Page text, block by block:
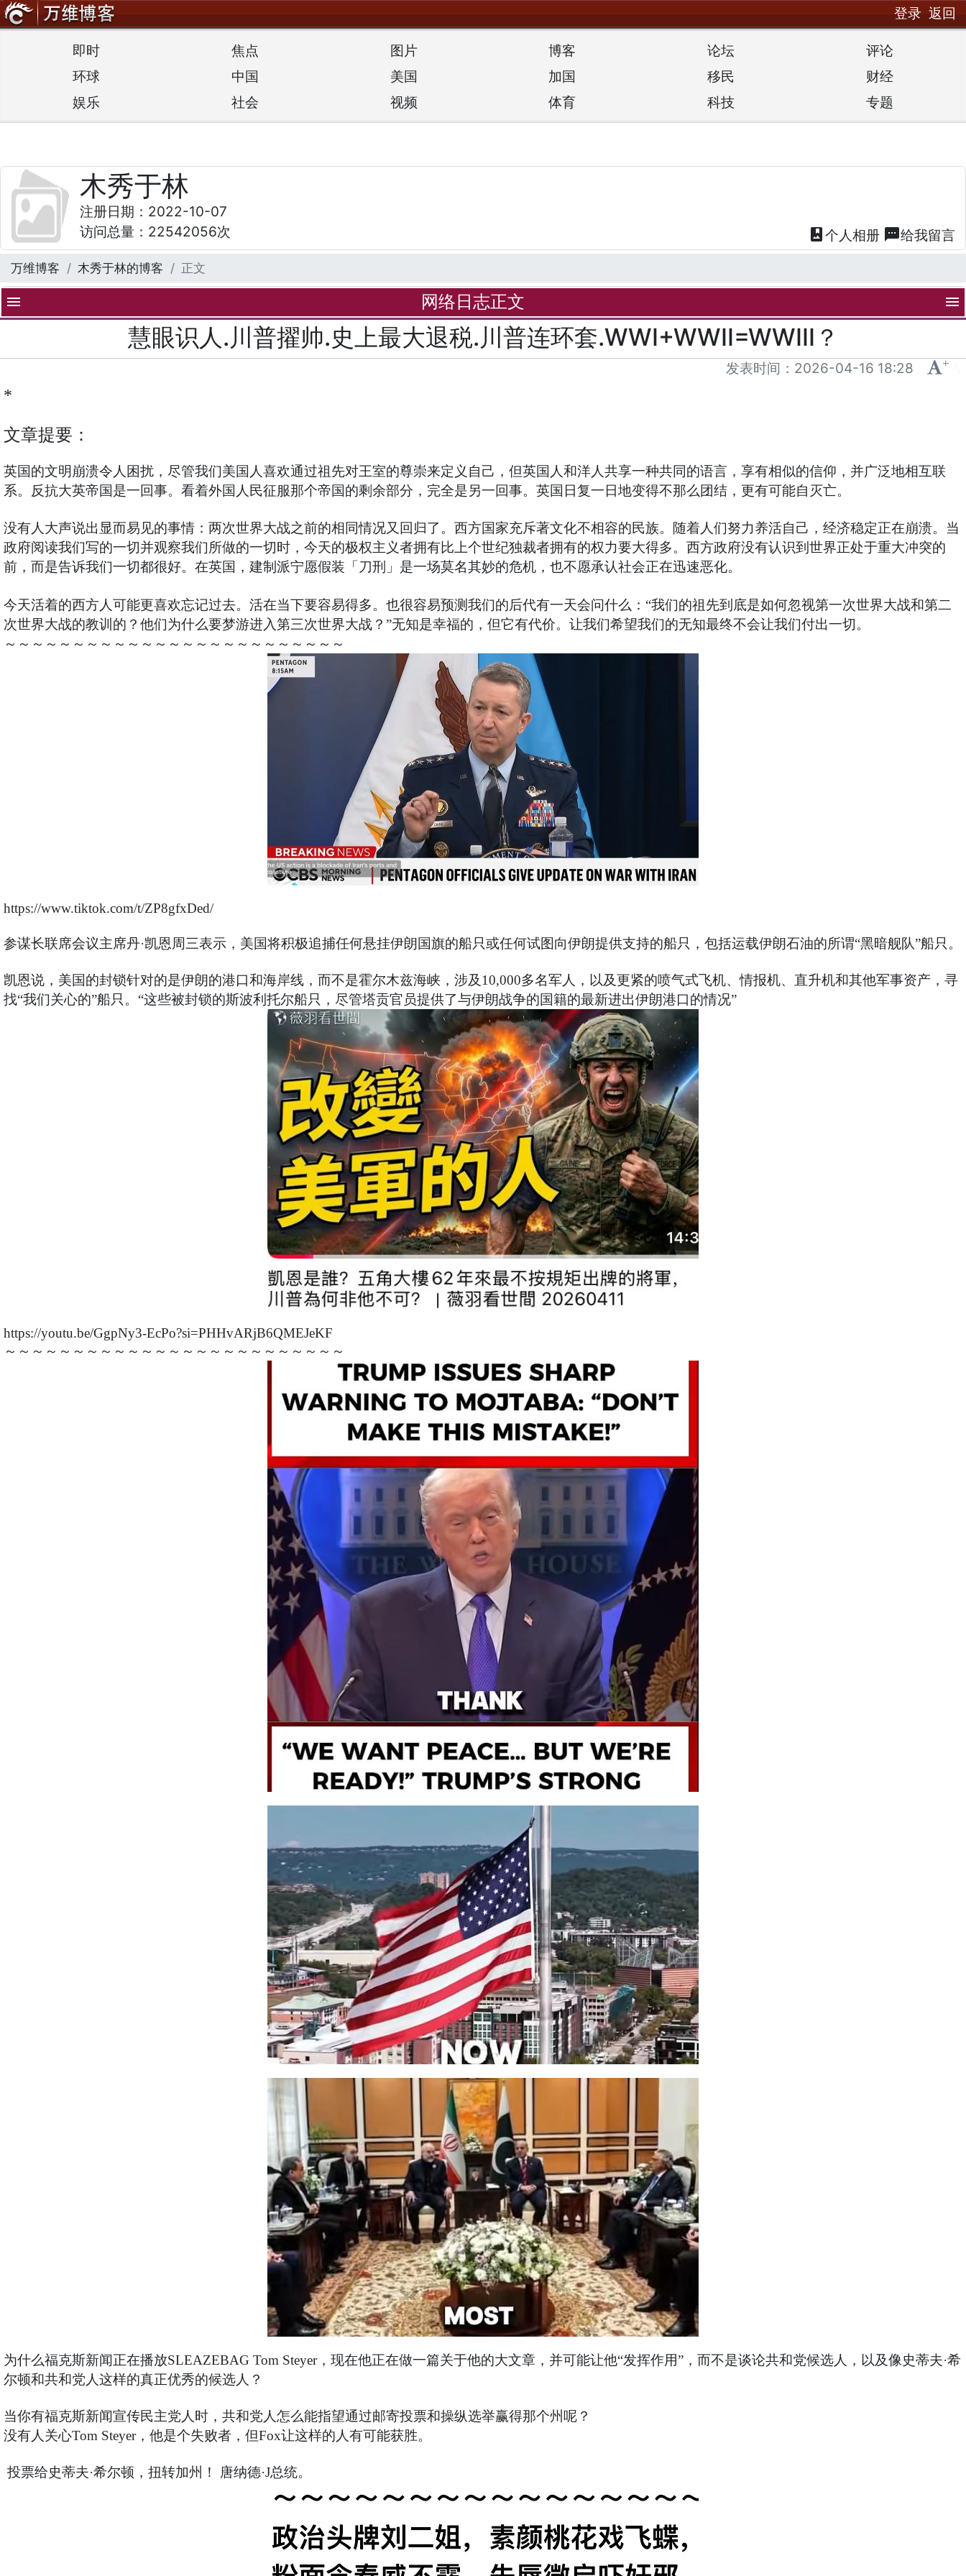
登录 返回
即时 焦点 图片 博客 论坛
评论
环球
中国 美国 加国 移民
财经
娱乐
社会 视频 体育 科技 专题
木秀于林
注册日期：2022-10-07
访问总量：22542056次
photo_album 个人相册 textsms给我留言
万维博客 木秀于林的博客 正文
menu 网络日志正文 menu
慧眼识人.川普擢帅.史上最大退税.川普连环套.WWI+WWII=WWIII？
发表时间： 2026-04-16 18:28 +
*
文章提要：
英国的文明崩溃令人困扰，尽管我们美国人喜欢通过祖先对王室的尊崇来定义自己，但英国人和洋人共享一种共同的语言，享有相似的信仰，并广泛地相互联
系。反抗大英帝国是一回事。看着外国人民征服那个帝国的剩余部分，完全是另一回事。英国日复一日地变得不那么团结，更有可能自灭亡。
没有人大声说出显而易见的事情：两次世界大战之前的相同情况又回归了。西方国家充斥著文化不相容的民族。随着人们努力养活自己，经济稳定正在崩溃。当
政府阅读我们写的一切并观察我们所做的一切时，今天的极权主义者拥有比上个世纪独裁者拥有的权力要大得多。西方政府没有认识到世界正处于重大冲突的
前，而是告诉我们一切都很好。在英国，建制派宁愿假装「刀刑」是一场莫名其妙的危机，也不愿承认社会正在迅速恶化。
今天活着的西方人可能更喜欢忘记过去。活在当下要容易得多。也很容易预测我们的后代有一天会问什么：“我们的祖先到底是如何忽视第一次世界大战和第二
次世界大战的教训的？他们为什么要梦游进入第三次世界大战？”无知是幸福的，但它有代价。让我们希望我们的无知最终不会让我们付出一切。
～～～～～～～～～～～～～～～～～～～～～～～～～
https://www.tiktok.com/t/ZP8gfxDed/
参谋长联席会议主席丹·凯恩周三表示，美国将积极追捕任何悬挂伊朗国旗的船只或任何试图向伊朗提供支持的船只，包括运载伊朗石油的所谓“黑暗舰队”船只。
凯恩说，美国的封锁针对的是伊朗的港口和海岸线，而不是霍尔木兹海峡，涉及10,000多名军人，以及更紧的喷气式飞机、情报机、直升机和其他军事资产，寻
找“我们关心的”船只。“这些被封锁的斯波利托尔船只，尽管塔贡官员提供了与伊朗战争的国籍的最新进出伊朗港口的情况”
https://youtu.be/GgpNy3-EcPo?si=PHHvARjB6QMEJeKF
～～～～～～～～～～～～～～～～～～～～～～～～～
为什么福克斯新闻正在播放SLEAZEBAG Tom Steyer，现在他正在做一篇关于他的大文章，并可能让他“发挥作用”，而不是谈论共和党候选人，以及像史蒂夫·希
尔顿和共和党人这样的真正优秀的候选人？
当你有福克斯新闻宣传民主党人时，共和党人怎么能指望通过邮寄投票和操纵选举赢得那个州呢？
没有人关心Tom Steyer，他是个失败者，但Fox让这样的人有可能获胜。
投票给史蒂夫·希尔顿，扭转加州！ 唐纳德·J总统。